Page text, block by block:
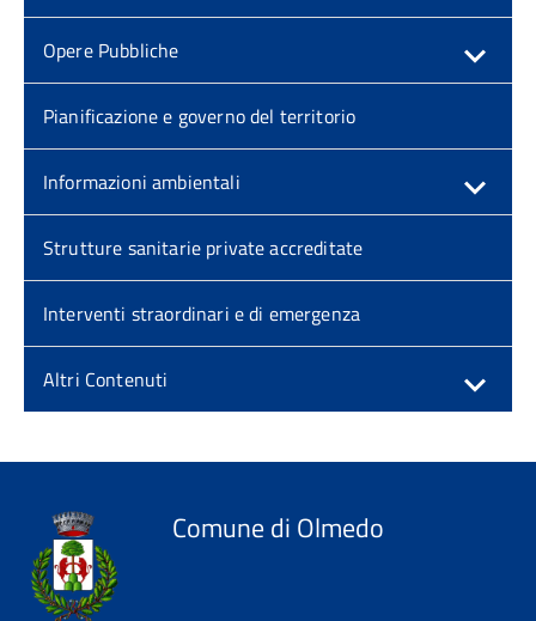
Opere Pubbliche
Pianificazione e governo del territorio
Informazioni ambientali
Strutture sanitarie private accreditate
Interventi straordinari e di emergenza
Altri Contenuti
Comune di Olmedo